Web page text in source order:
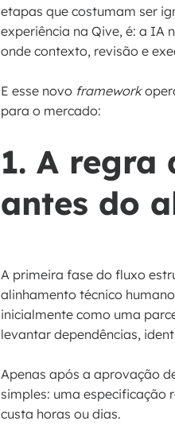
etapas que costumam ser
experiência na Qive, é: a IA
onde contexto, revisão e
E esse novo framework
para o mercado:
1. A regra
antes do
A primeira fase do fluxo
alinhamento técnico
inicialmente como uma
levantar dependências,
Apenas após a aprovação
simples: uma especificação
custa horas ou dias.